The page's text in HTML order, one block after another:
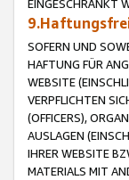
EINGESCHRÄNKT
SOFERN UND
HAFTUNG FÜR
WEBSITE
VERPFLICHTEN
(OFFICERS),
AUSLAGEN
IHRER WEBSITE
MATERIALS MIT